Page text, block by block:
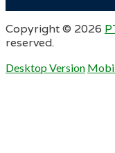
Copyright © 2026
reserved.
Desktop Version